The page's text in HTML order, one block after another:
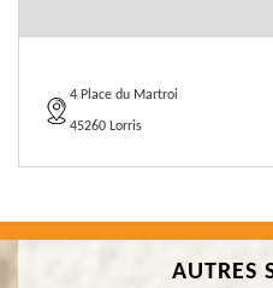
4 Place du Martroi
45260 Lorris
AUTRES